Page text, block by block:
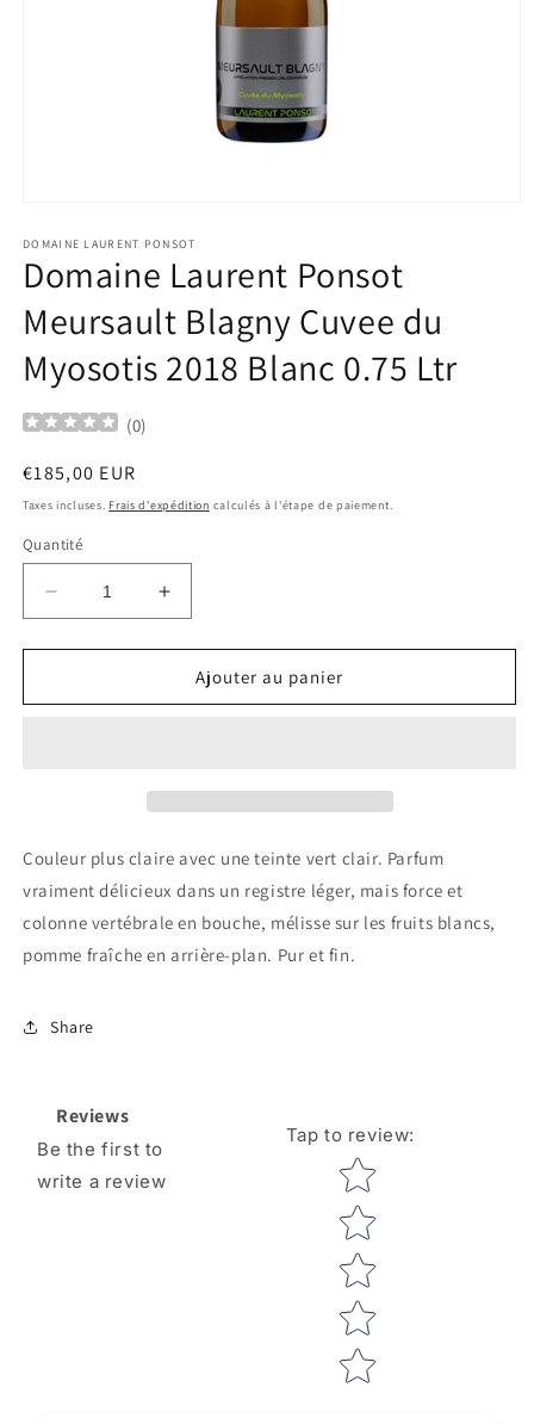
média
1
dans
fenêtre
modale
DOMAINE LAURENT PONSOT
Domaine Laurent Ponsot
Meursault Blagny Cuvee du
Myosotis 2018 Blanc 0.75 Ltr
(0)
Prix
habituel
€185,00 EUR
Taxes incluses. Frais d'expédition calculés à l'étape de paiement.
Quantité
Réduire
la
quantité
Domaine
du
Myosotis
2018
Blanc
0.75
Augmenter
la
quantité
Domaine
du
2018
Blanc
0.75
Ajouter au panier
Couleur plus claire avec une teinte vert clair. Parfum
vraiment délicieux dans un registre léger, mais force et
colonne vertébrale en bouche, mélisse sur les fruits blancs,
pomme fraîche en arrière-plan. Pur et fin.
Share
Reviews
Be the first to
write a review
Tap to review:
Star rating